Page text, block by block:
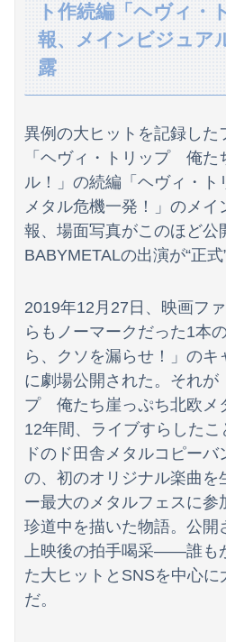
幽☆遊☆白書の飛影の台詞で打
【訃報】ツルマルツヨシが死
【悲報】露悪系アニメ、最盛期
ト作続編「ヘヴィ・
報、メインビジュア
露
異例の大ヒットを記録した
「ヘヴィ・トリップ 俺た
ル！」の続編「ヘヴィ・
メタル危機一発！」のメ
報、場面写真がこのほど公
BABYMETALの出演が“正式
2019年12月27日、映画フ
らもノーマークだった1本
ら、クソを漏らせ！」のキ
に劇場公開された。それが
プ 俺たち崖っぷち北欧メ
12年間、ライブすらした
ドのド田舎メタルコピー
の、初のオリジナル楽曲を
ー最大のメタルフェスに参
珍道中を描いた物語。公開
上映後の拍手喝采――誰も
た大ヒットとSNSを中心に
だ。